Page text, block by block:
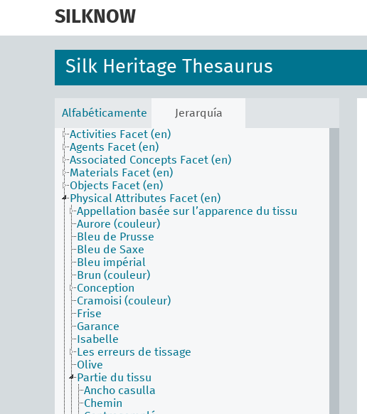
SILKNOW
Silk Heritage Thesaurus
Alfabéticamente
Jerarquía
Activities Facet (en)
Agents Facet (en)
Associated Concepts Facet (en)
Materials Facet (en)
Objects Facet (en)
Physical Attributes Facet (en)
Appellation basée sur l’apparence du tissu
Aurore (couleur)
Bleu de Prusse
Bleu de Saxe
Bleu impérial
Brun (couleur)
Conception
Cramoisi (couleur)
Frise
Garance
Isabelle
Les erreurs de tissage
Olive
Partie du tissu
Ancho casulla
Chemin